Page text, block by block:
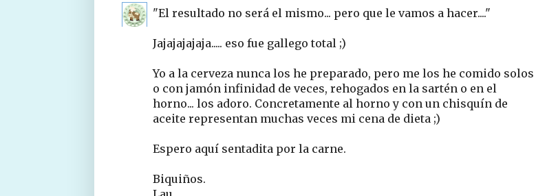
"El resultado no será el mismo... pero que le vamos a hacer...."
Jajajajajaja..... eso fue gallego total ;)
Yo a la cerveza nunca los he preparado, pero me los he comido solos
o con jamón infinidad de veces, rehogados en la sartén o en el
horno... los adoro. Concretamente al horno y con un chisquín de
aceite representan muchas veces mi cena de dieta ;)
Espero aquí sentadita por la carne.
Biquiños.